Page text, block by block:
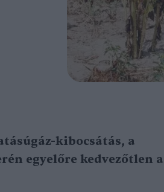
kibocsátás, a
egyelőre kedvezőtlen a